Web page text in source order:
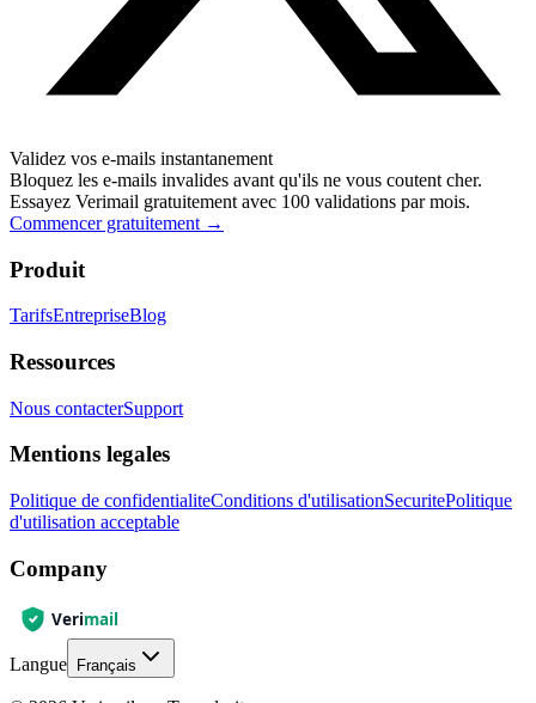
Validez vos e-mails instantanement
Bloquez les e-mails invalides avant qu'ils ne vous coutent cher.
Essayez Verimail gratuitement avec 100 validations par mois.
Commencer gratuitement →
Produit
TarifsEntrepriseBlog
Ressources
Nous contacterSupport
Mentions legales
Politique de confidentialiteConditions d'utilisationSecuritePolitique
d'utilisation acceptable
Company
Langue Français